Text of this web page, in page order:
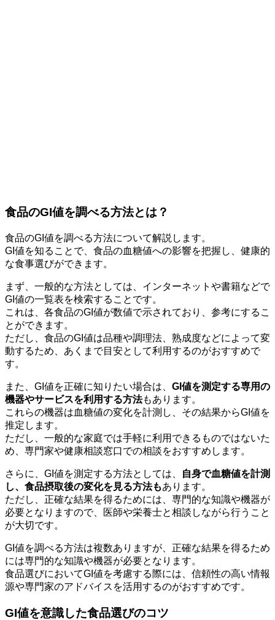
食品のGI値を調べる方法とは？
食品のGI値を調べる方法について解説します。
GI値を知ることで、食品の血糖値への影響を把握し、健康的
な食事選びができます。
まず、一般的な方法としては、 インターネットや書籍などで
GI値の一覧表を検索すること です。
これは、各食品のGI値が数値で示されており、参考にするこ
とができます。
ただし、食品のGI値は品種や調理法、熟成度などによって変
動するため、あくまで目安として利用するのがおすすめで
す。
また、GI値を正確に知りたい場合は、 GI値を測定する専用の
機器やサービスを利用する方法もあります。
これらの機器は血糖値の変化を計測し、その結果からGI値を
推定します。
ただし、一般的な家庭では手軽に利用できるものではないた
め、専門家や健康相談窓口での相談をおすすめします。
さらに、GI値を測定する方法としては、
自身で血糖値を計測
し、食品摂取後の変化を見る方法もあります。
ただし、正確な結果を得るためには、専門的な知識や機器が
必要となりますので、医師や栄養士と相談しながら行うこと
が大切です。
GI値を調べる方法は複数ありますが、正確な結果を得るため
には専門的な知識や機器が必要となります。
食品選びにおいてGI値を考慮する際には、信頼性の高い情報
源や専門家のアドバイスを活用するのがおすすめです。
GI値を意識した食品選びのコツ